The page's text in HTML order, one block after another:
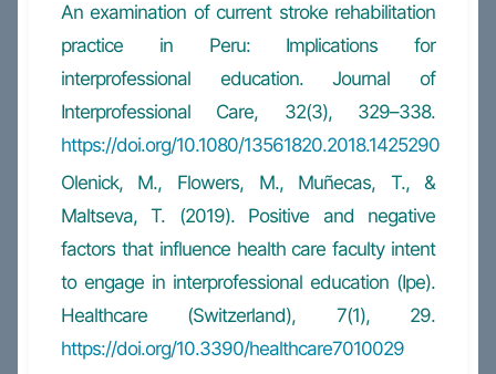
An examination of current stroke rehabilitation
practice in Peru: Implications for
interprofessional education. Journal of
Interprofessional Care, 32(3), 329–338.
https://doi.org/10.1080/13561820.2018.1425290
Olenick, M., Flowers, M., Muñecas, T., &
Maltseva, T. (2019). Positive and negative
factors that influence health care faculty intent
to engage in interprofessional education (Ipe).
Healthcare (Switzerland), 7(1), 29.
https://doi.org/10.3390/healthcare7010029